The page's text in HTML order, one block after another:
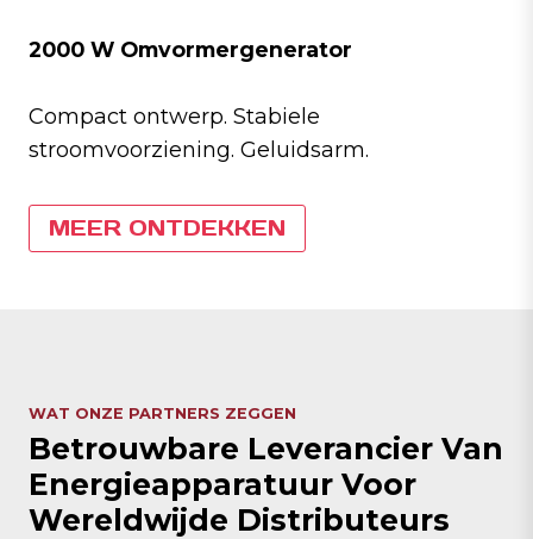
2000 W Omvormergenerator
Compact ontwerp. Stabiele
stroomvoorziening. Geluidsarm.
MEER ONTDEKKEN
WAT ONZE PARTNERS ZEGGEN
Betrouwbare Leverancier Van
Energieapparatuur Voor
Wereldwijde Distributeurs